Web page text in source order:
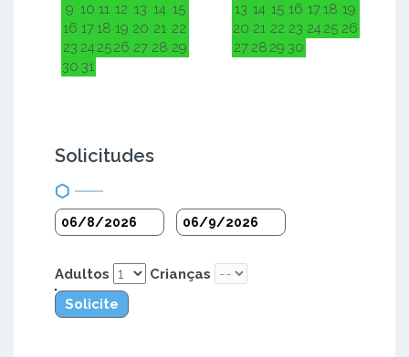
9 10 11 12 13 14 15
16 1718 19 20 21 22
23 24 2526 27 28 29
30 31
13 14 15 16 1718 19
20 21 22 23 24 25 26
27 28 29 30
Solicitudes
Adultos
Crianças
Solicite